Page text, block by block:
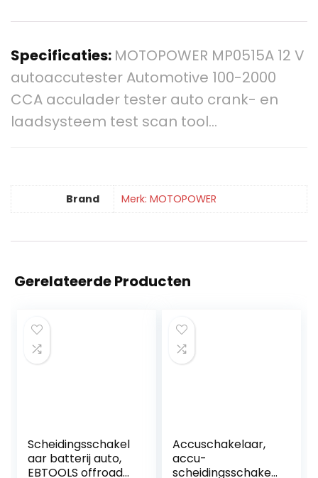
Specificaties: MOTOPOWER MP0515A 12 V
autoaccutester Automotive 100-2000
CCA acculader tester auto crank- en
laadsysteem test scan tool…
Brand Merk: MOTOPOWER
Gerelateerde Producten
Scheidingsschakel
aar batterij auto,
EBTOOLS offroad
Accuschakelaar,
accu-
scheidingsschakel